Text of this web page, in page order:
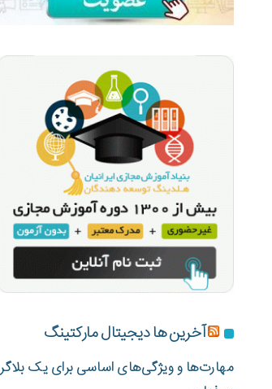
آخرین ها دیجیتال مارکتینگ
مهارت‌ها و ویژگی‌های اساسی برای یک بلاگر